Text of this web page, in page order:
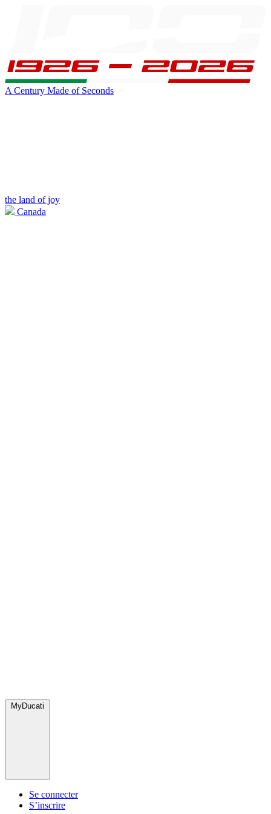
A Century Made of Seconds
the land of joy
Canada
MyDucati
Se connecter
S’inscrire